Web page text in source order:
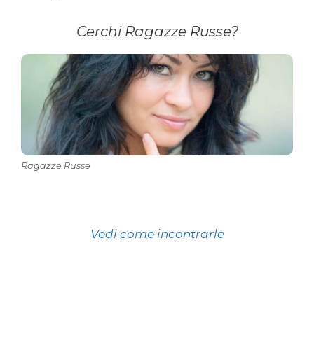
Cerchi Ragazze Russe?
Ragazze Russe
Vedi come incontrarle